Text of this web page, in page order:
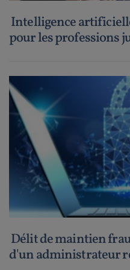
Intelligence
pour les professions
Délit de maintien
d'un administrateur